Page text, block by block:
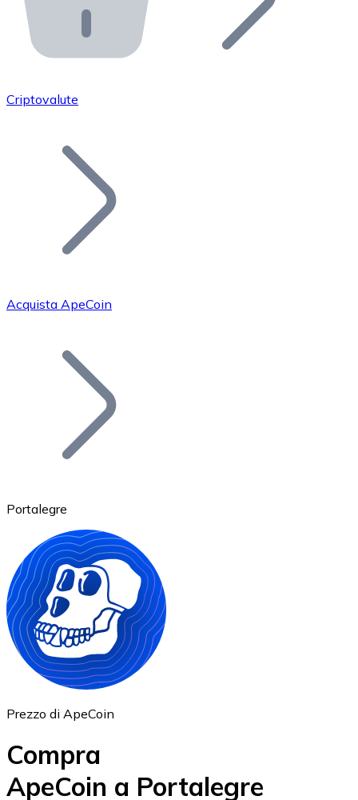
API Bitnovo
Integra la nostra API nel tuo ecosistema.
Unisciti alla nostra rete di rivenditori e
Aggiungi il token del tuo progetto al nostro servizio di
Bitcoin
Ethereum
ETH
Criptovalute
Acquista ApeCoin
Portalegre
Prezzo di ApeCoin
Compra
ApeCoin a Portalegre